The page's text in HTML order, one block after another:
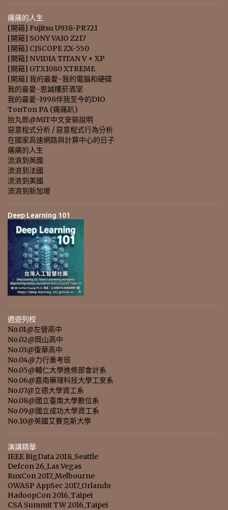
痛痛的人生
[開箱] Fujitsu U938-PR721
[開箱] SONY VAIO Z217
[開箱] CJSCOPE ZX-550
[開箱] NVIDIA TITAN V + XP
[開箱] GTX1080 XTREME
[開箱] 我的最愛-我的電腦和硬碟
我的最愛-思誠樓菸酒室
我的最愛-1998伴我至今的DIO
TonTon PA (痛痛趴)
抬丸郎@MiT中文安裝說明
惡意程式分析 / 惡意程式行為分析
在國家高速網路與計算中心的日子
痛痛的人生
流浪到英國
流浪到法國
流浪到美國
流浪到新加坡
Deep Learning 101
週遊列校
No.01@左營高中
No.02@岡山高中
No.03@復華高中
No.04@力行重考班
No.05@輔仁大學進修部會計系
No.06@嘉南藥理科技大學工安系
No.07@立德大學資工系
No.08@國立臺南大學數位系
No.09@國立成功大學資工系
No.10@英國艾賽克斯大學
演講精華
IEEE BigData 2018_Seattle
Defcon 26_Las Vegas
RuxCon 2017_Melbourne
OWASP AppSec 2017_Orlando
HadoopCon 2016_Taipei
CSA Summit TW 2016_Taipei